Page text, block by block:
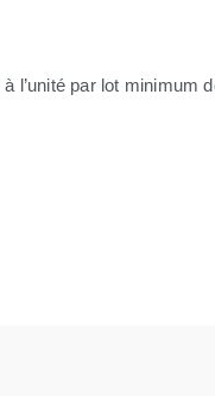
à l’unité par lot minimum